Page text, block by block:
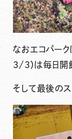
なおエコパー
3/3）は毎日開
そして最後の